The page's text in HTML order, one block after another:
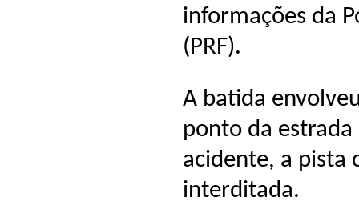
informações da
(PRF).
A batida
ponto da
acidente, a pista
interditada.